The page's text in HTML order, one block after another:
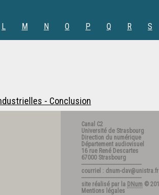
L M N O P Q R S
- Conclusion
Canal C2
Université de Strasbourg
Direction du numérique
Département audiovisuel
16 rue René Descartes
67000 Strasbourg
---------------------------------------
courriel : dnum-dav@unistra.fr
---------------------------------------
site réalisé par la DNum ©
Mentions légales